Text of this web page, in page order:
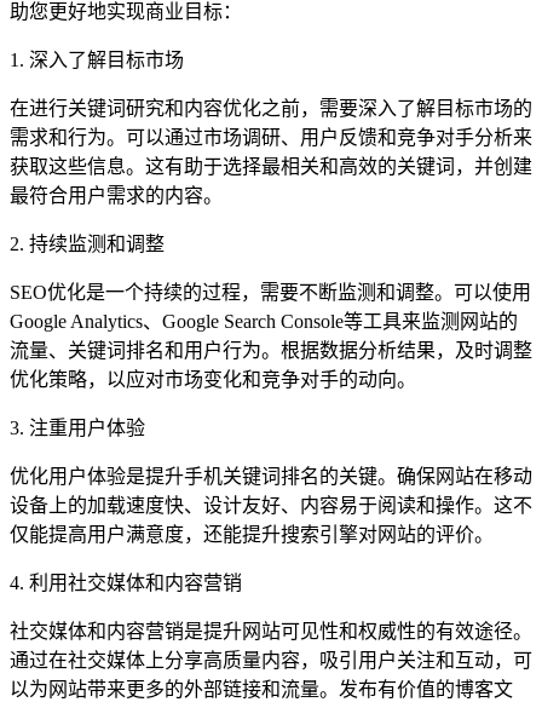
助您更好地实现商业目标：
1. 深入了解目标市场
在进行关键词研究和内容优化之前，需要深入了解目标市场的
需求和行为。可以通过市场调研、用户反馈和竞争对手分析来
获取这些信息。这有助于选择最相关和高效的关键词，并创建
最符合用户需求的内容。
2. 持续监测和调整
SEO优化是一个持续的过程，需要不断监测和调整。可以使用
Google Analytics、Google Search Console等工具来监测网站的
流量、关键词排名和用户行为。根据数据分析结果，及时调整
优化策略，以应对市场变化和竞争对手的动向。
3. 注重用户体验
优化用户体验是提升手机关键词排名的关键。确保网站在移动
设备上的加载速度快、设计友好、内容易于阅读和操作。这不
仅能提高用户满意度，还能提升搜索引擎对网站的评价。
4. 利用社交媒体和内容营销
社交媒体和内容营销是提升网站可见性和权威性的有效途径。
通过在社交媒体上分享高质量内容，吸引用户关注和互动，可
以为网站带来更多的外部链接和流量。发布有价值的博客文